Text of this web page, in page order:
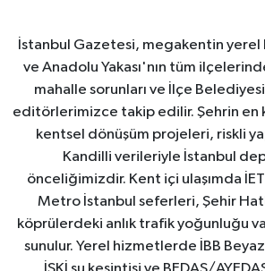
İstanbul Gazetesi, megakentin yerel
ve Anadolu Yakası'nın tüm
mahalle sorunları ve İlçe
editörlerimizce takip edilir. Şehrin en
kentsel dönüşüm projeleri, riskli
Kandilli verileriyle İstanbul
önceliğimizdir. Kent içi ulaşımda
Metro İstanbul seferleri, Şehir
köprülerdeki anlık trafik yoğunluğu
sunulur. Yerel hizmetlerde İBB